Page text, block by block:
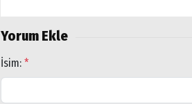
Yorum Ekle
İsim: *